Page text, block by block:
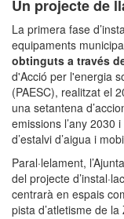
Un projecte de
La primera fase
equipaments
obtinguts a través
d'Acció per l'energia
(PAESC), realitzat el
una setantena
emissions l’any 2030
d’estalvi d’aigua i
Paral·lelament,
del projecte
centrarà en espais
pista d’atletisme de